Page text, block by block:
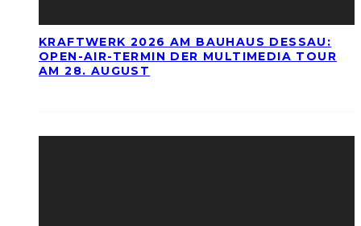
KRAFTWERK 2026 AM BAUHAUS DESSAU:
OPEN-AIR-TERMIN DER MULTIMEDIA TOUR
AM 28. AUGUST